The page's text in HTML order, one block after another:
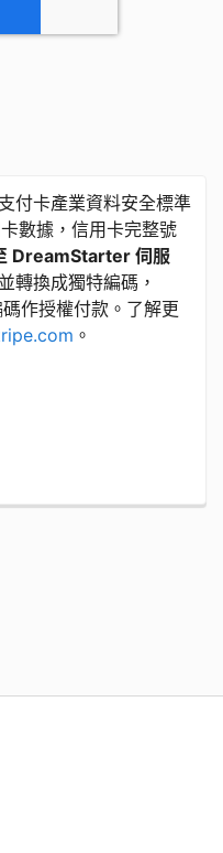
付卡產業資料安全標準
數據，信用卡完整號
DreamStarter 伺服
轉換成獨特編碼，
作授權付款。了解更
。